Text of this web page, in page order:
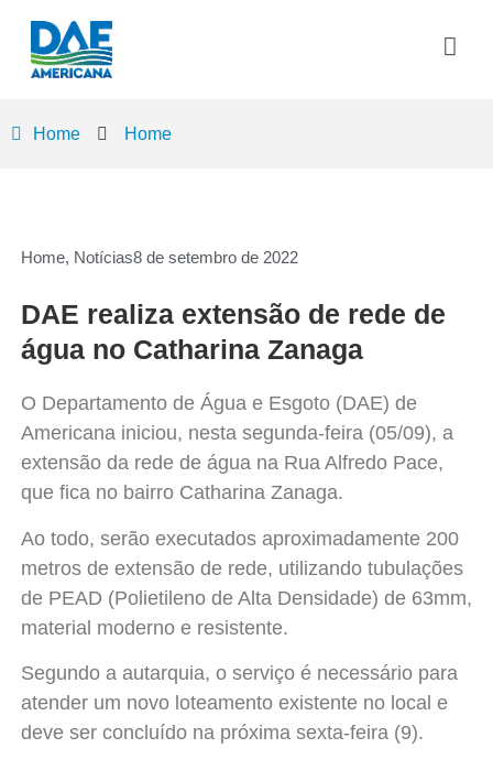
Home Home
Home, Notícias8 de setembro de 2022
DAE realiza extensão de rede de
água no Catharina Zanaga
O Departamento de Água e Esgoto (DAE) de
Americana iniciou, nesta segunda-feira (05/09), a
extensão da rede de água na Rua Alfredo Pace,
que fica no bairro Catharina Zanaga.
Ao todo, serão executados aproximadamente 200
metros de extensão de rede, utilizando tubulações
de PEAD (Polietileno de Alta Densidade) de 63mm,
material moderno e resistente.
Segundo a autarquia, o serviço é necessário para
atender um novo loteamento existente no local e
deve ser concluído na próxima sexta-feira (9).